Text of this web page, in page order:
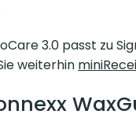
3.0 passt zu
weiterhin